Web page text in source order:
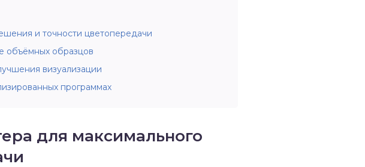
и точности цветопередачи
объёмных образцов
визуализации
программах
для максимального